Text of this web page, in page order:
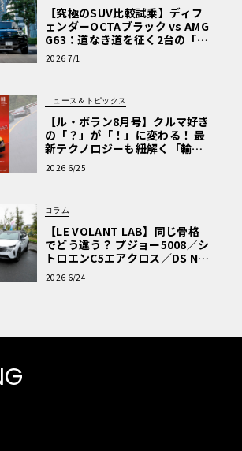
【究極のSUV比較試乗】ディフ
ェンダーOCTAブラック vs AMG
G63：道なき道を征く2台の「対
極的アプローチ」
2026 7/1
ニュース＆トピックス
【ル・ボラン8月号】クルマ好き
の「？」が「！」に変わる！ 最
新テクノロジーも紐解く「輸入
車Q&A」
2026 6/25
コラム
【LE VOLANT LAB】同じ骨格
でどう違う？ プジョー5008／シ
トロエンC5エアクロス／DS Nº4
読者一気乗りレポート
2026 6/24